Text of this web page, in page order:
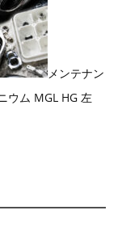
メンテナン
ウム MGL HG 左